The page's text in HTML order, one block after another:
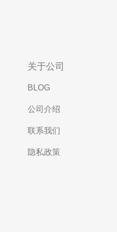
关于公司
BLOG
公司介绍
联系我们
隐私政策